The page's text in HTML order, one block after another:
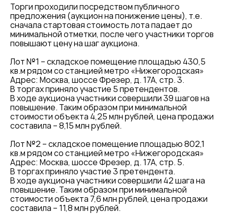
Торги проходили посредством публичного
предложения (аукцион на понижение цены), т.е.
сначала стартовая стоимость лота падает до
минимальной отметки, после чего участники торгов
повышают цену на шаг аукциона.
Лот №1 – складское помещение площадью 430,5
кв.м рядом со станцией метро «Нижегородская»
Адрес: Москва, шоссе Фрезер, д. 17А, стр. 3.
В торгах приняло участие 5 претендентов.
В ходе аукциона участники совершили 39 шагов на
повышение. Таким образом при минимальной
стоимости объекта 4,25 млн рублей, цена продажи
составила – 8,15 млн рублей.
Лот №2 – складское помещение площадью 802,1
кв.м рядом со станцией метро «Нижегородская»
Адрес: Москва, шоссе Фрезер, д. 17А, стр. 5.
В торгах приняло участие 3 претендента.
В ходе аукциона участники совершили 42 шага на
повышение. Таким образом при минимальной
стоимости объекта 7,6 млн рублей, цена продажи
составила – 11,8 млн рублей.